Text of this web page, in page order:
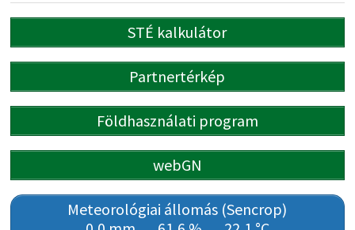
STÉ kalkulátor
Partnertérkép
Földhasználati program
webGN
Meteorológiai állomás (Sencrop)